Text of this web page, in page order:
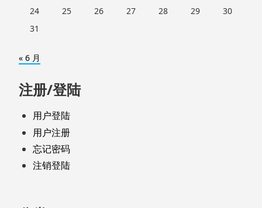
24
25 26 27 28 29
30
31
« 6 月
注册/登陆
用户登陆
用户注册
忘记密码
注销登陆